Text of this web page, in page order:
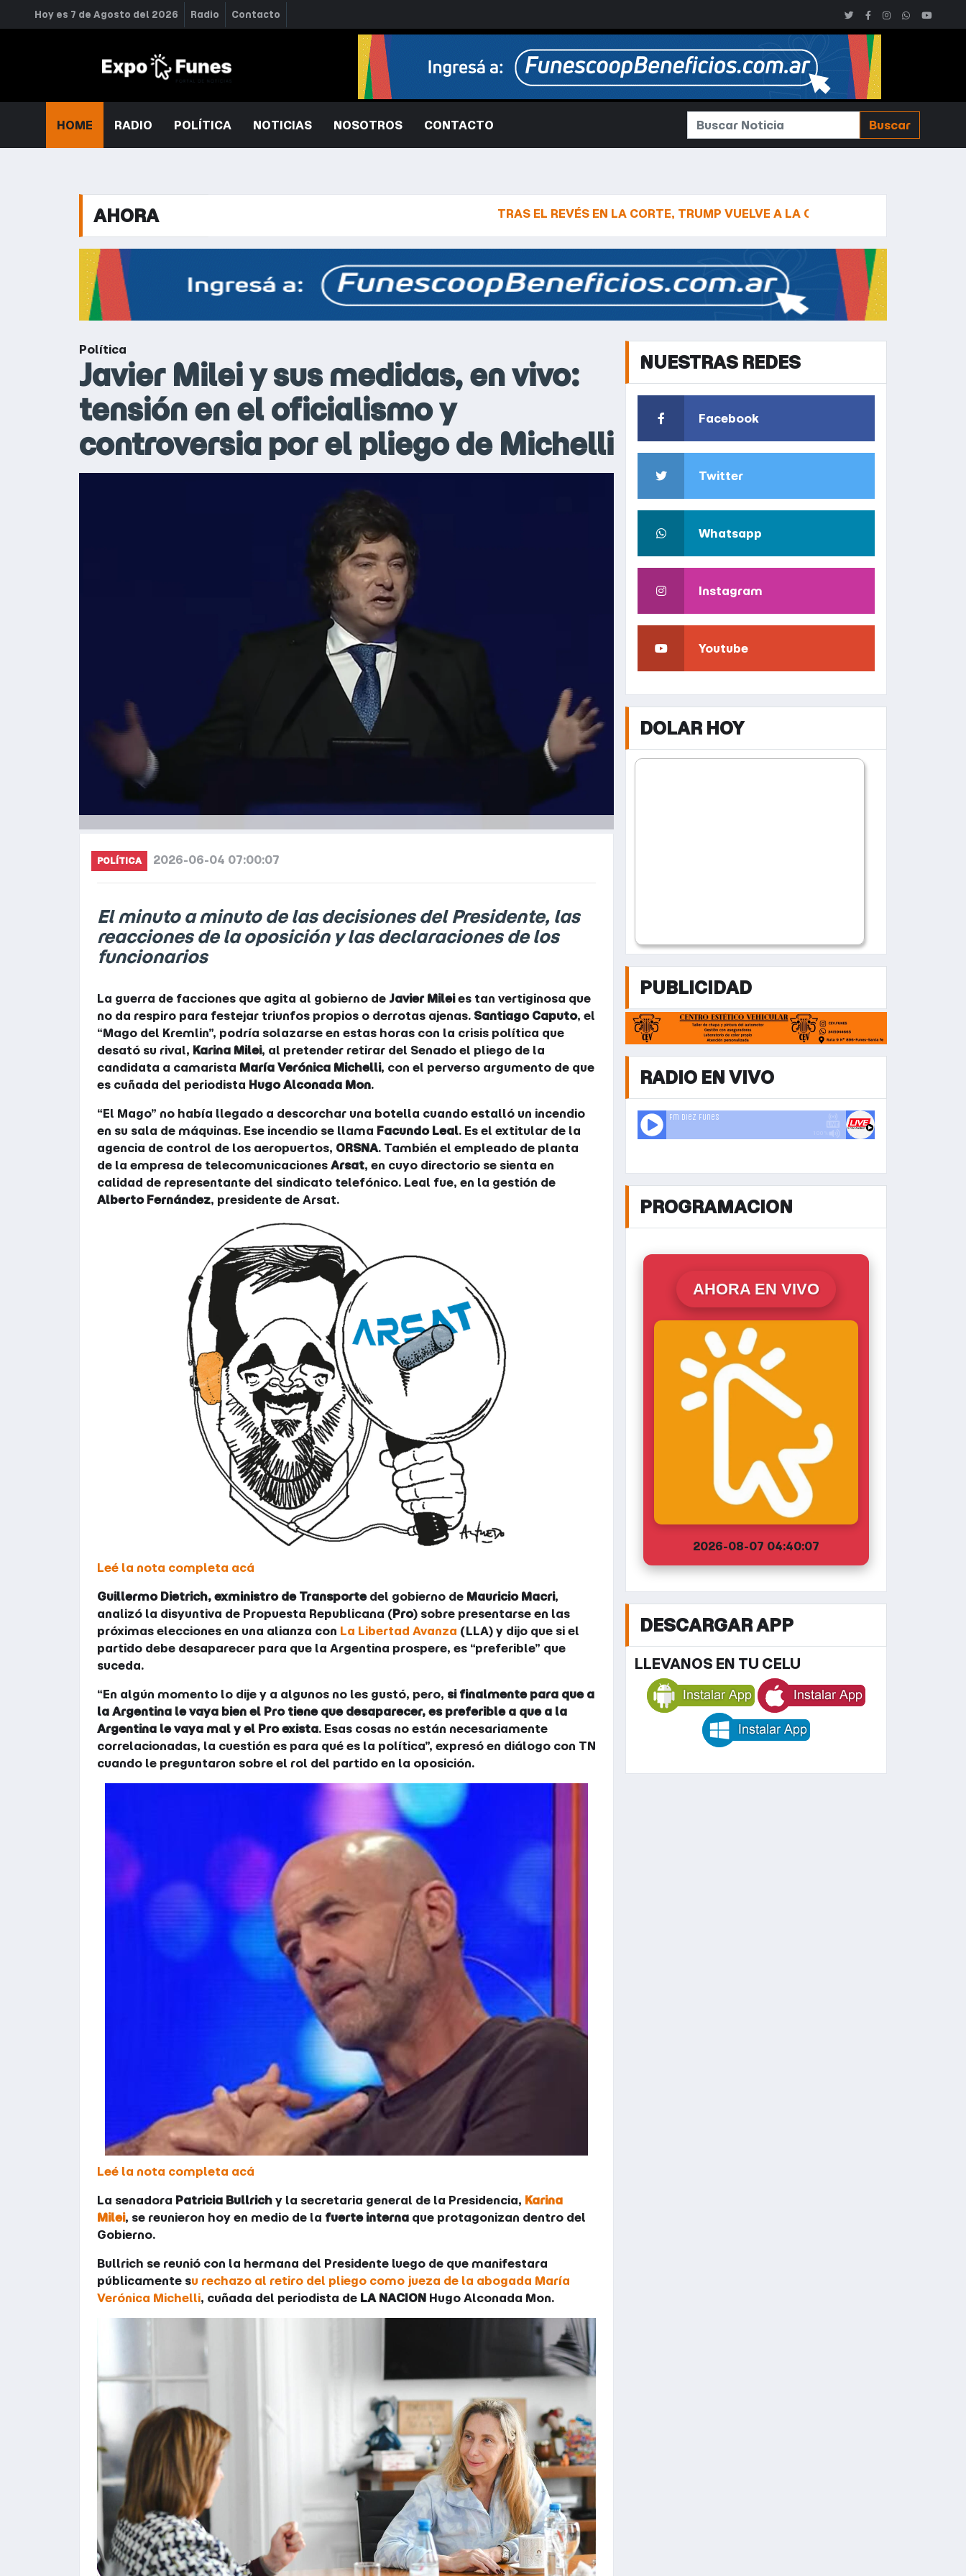
Hoy es 7 de Agosto del 2026 Radio Contacto
HOME RADIO POLÍTICA NOTICIAS NOSOTROS CONTACTO Buscar
AHORA TRAS EL REVÉS EN LA CORTE, TRUMP VUELVE A LA CARGA CONTRA LA CIUDADANÍA POR
Política
Javier Milei y sus medidas, en vivo:
tensión en el oficialismo y
controversia por el pliego de Michelli
POLÍTICA 2026-06-04 07:00:07
El minuto a minuto de las decisiones del Presidente, las
reacciones de la oposición y las declaraciones de los
funcionarios
La guerra de facciones que agita al gobierno de Javier Mileies tan vertiginosa que
no da respiro para festejar triunfos propios o derrotas ajenas. Santiago Caputo, el
“Mago del Kremlin”, podría solazarse en estas horas con la crisis política que
desató su rival, Karina Milei, al pretender retirar del Senado el pliego de la
candidata a camarista María Verónica Michelli, con el perverso argumento de que
es cuñada del periodista Hugo Alconada Mon.
“El Mago” no había llegado a descorchar una botella cuando estalló un incendio
en su sala de máquinas. Ese incendio se llama Facundo Leal. Es el extitular de la
agencia de control de los aeropuertos, ORSNA. También el empleado de planta
de la empresa de telecomunicaciones Arsat, en cuyo directorio se sienta en
calidad de representante del sindicato telefónico. Leal fue, en la gestión de
Alberto Fernández, presidente de Arsat.
Leé la nota completa acá
Guillermo Dietrich, exministro de Transportedel gobierno de Mauricio Macri,
analizó la disyuntiva de Propuesta Republicana (Pro) sobre presentarse en las
próximas elecciones en una alianza con La Libertad Avanza (LLA) y dijo que si el
partido debe desaparecer para que la Argentina prospere, es “preferible” que
suceda.
“En algún momento lo dije y a algunos no les gustó, pero, si finalmente para que a
la Argentina le vaya bien el Pro tiene que desaparecer, es preferible a que a la
Argentina le vaya mal y el Pro exista. Esas cosas no están necesariamente
correlacionadas, la cuestión es para qué es la política”, expresó en diálogo con TN
cuando le preguntaron sobre el rol del partido en la oposición.
Leé la nota completa acá
La senadora Patricia Bullrich y la secretaria general de la Presidencia, Karina
Milei, se reunieron hoy en medio de la fuerte interna que protagonizan dentro del
Gobierno.
Bullrich se reunió con la hermana del Presidente luego de que manifestara
públicamente su rechazo al retiro del pliego como jueza de la abogada María
Verónica Michelli, cuñada del periodista de LA NACION Hugo Alconada Mon.
NUESTRAS REDES
Facebook
Twitter
Whatsapp
Instagram
Youtube
DOLAR HOY
PUBLICIDAD
RADIO EN VIVO
PROGRAMACION
AHORA EN VIVO
2026-08-07 04:40:07
DESCARGAR APP
LLEVANOS EN TU CELU